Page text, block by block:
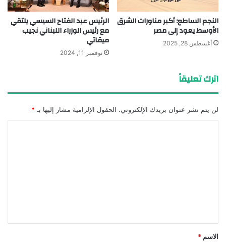
النجم الساطع: أكبر مناورات الشرق
الأوسط يعود إلى مصر
أغسطس 28, 2025
الرئيس عبد الفتاح السيسي يلتقي
مع رئيس الوزراء اللبناني نجيب
ميقاتي
نوفمبر 11, 2024
اترك تعليقاً
لن يتم نشر عنوان بريدك الإلكتروني. الحقول الإلزامية مشار إليها بـ *
*
الاسم *